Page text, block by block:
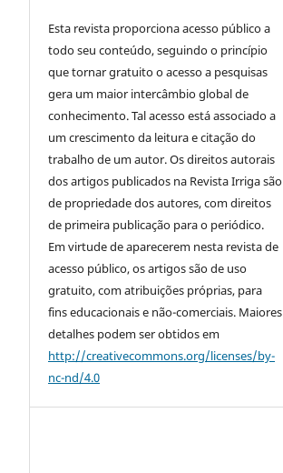
Esta revista proporciona acesso público a
todo seu conteúdo, seguindo o princípio
que tornar gratuito o acesso a pesquisas
gera um maior intercâmbio global de
conhecimento. Tal acesso está associado a
um crescimento da leitura e citação do
trabalho de um autor. Os direitos autorais
dos artigos publicados na Revista Irriga são
de propriedade dos autores, com direitos
de primeira publicação para o periódico.
Em virtude de aparecerem nesta revista de
acesso público, os artigos são de uso
gratuito, com atribuições próprias, para
fins educacionais e não-comerciais. Maiores
detalhes podem ser obtidos em
http://creativecommons.org/licenses/by-
nc-nd/4.0